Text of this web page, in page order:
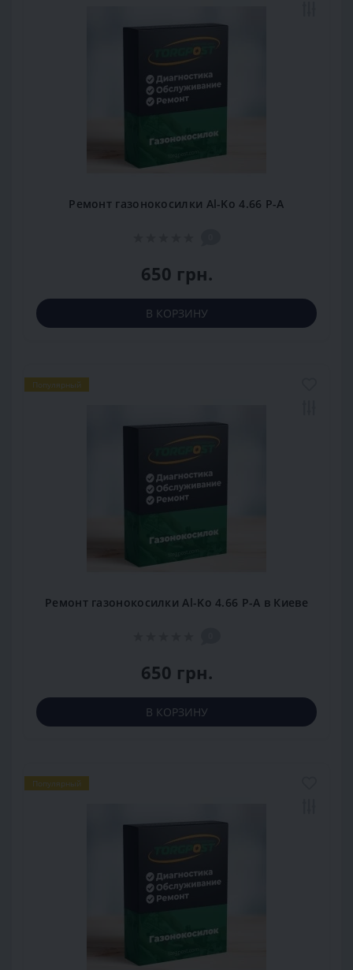
Ремонт газонокосилки Al-Ko 4.66 P-A
650 грн.
В КОРЗИНУ
Популярный
Ремонт газонокосилки Al-Ko 4.66 P-A в Киеве
650 грн.
В КОРЗИНУ
Популярный